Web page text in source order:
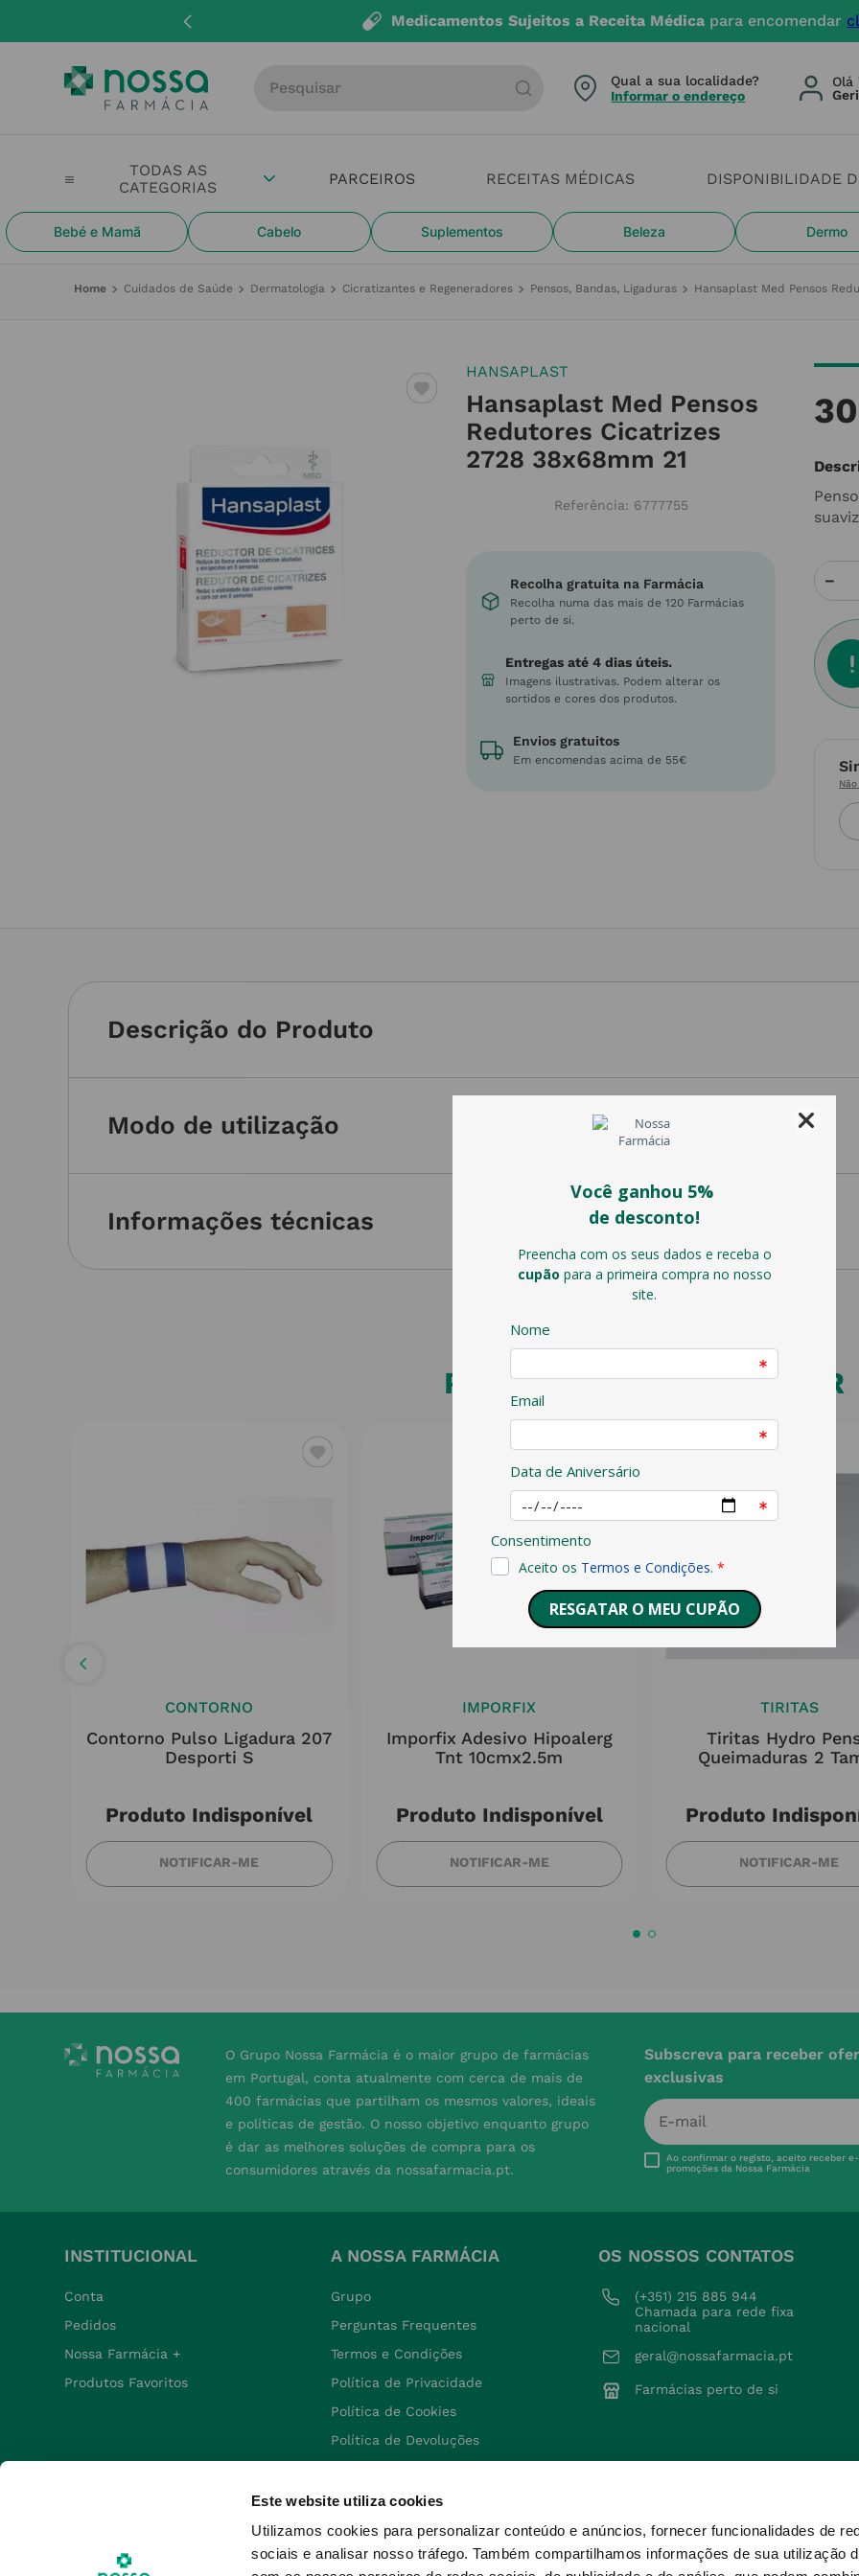
Este website utiliza cookies
Utilizamos cookies para personalizar conteúdo e anúncios, fornecer funcionalidades de
sociais e analisar nosso tráfego.Também compartilhamos informações de sua utilização
Entregas até 4 dias úteis. Devido aos cheias estamos com
PARCEIROS RECEITAS MÉDICAS DISPONIBILIDADE
Bebé e Mamã Cabelo Suplementos Beleza Dermo
Qual a sua localidade?
Informar o endereço
Olá
Cuidados de Saúde Dermatologia Cicratizantes e Regeneradores Pensos, Bandas, Ligaduras Hansaplast Med Pensos
HANSAPLAST
Hansaplast Med Pensos
Redutores Cicatrizes
2728 38x68mm 21
Referência: 6777755
Recolha gratuita na Farmácia
Recolha numa das mais de 120 Farmácias
perto de si.
Entregas até 4 dias úteis.
Imagens ilustrativas. Podem alterar os
sortidos e cores dos produtos.
Envios gratuitos
Em encomendas acima de 55€
30
－
Descrição do Produto
Modo de utilização
Informações técnicas
PODERÁ TAMBÉM GOSTAR
CONTORNO
Contorno Pulso Ligadura 207
Desporti S
Produto Indisponível
NOTIFICAR-ME
IMPORFIX
Imporfix Adesivo Hipoalerg
Tnt 10cmx2.5m
Produto Indisponível
NOTIFICAR-ME
TIRITAS
Tiritas Hydro
Queimaduras 2
Produto
NOTIFICAR-ME
O Grupo Nossa Farmácia é o maior grupo de farmácias
em Portugal, conta atualmente com cerca de mais de
400 farmácias que partilham os mesmos valores, ideais
e políticas de gestão. O nosso objetivo enquanto grupo
é dar as melhores soluções de compra para os
consumidores através da nossafarmacia.pt.
Subscreva para receber
exclusivas
Ao confirmar o registo, aceito receber
promoções da Nossa Farmácia
INSTITUCIONAL
Conta
Pedidos
Nossa Farmácia +
Produtos Favoritos
A NOSSA FARMÁCIA
Grupo
Perguntas Frequentes
Termos e Condições
Política de Privacidade
Política de Cookies
Política de Devoluções
OS NOSSOS CONTATOS
(+351) 215 885 944
Chamada para rede fixa
nacional
geral@nossafarmacia.pt
Farmácias perto de si